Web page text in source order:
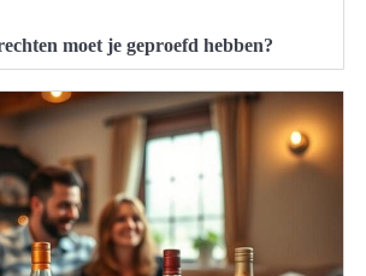
moet je geproefd hebben?